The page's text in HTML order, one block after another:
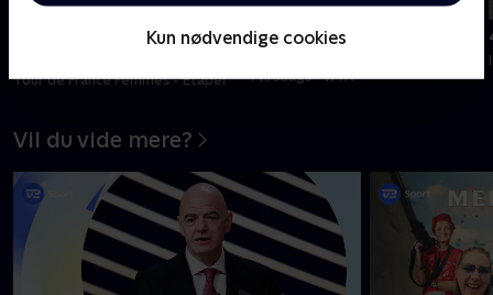
Kun nødvendige cookies
min
Tour de France Femmes - Etaper
min
Tauson-Bartunkova,
Montreal
I tirsdags • WTA
Vil du vide mere?